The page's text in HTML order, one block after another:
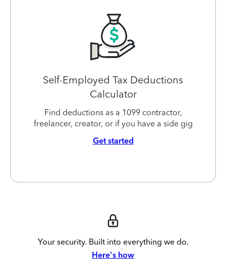
Self-Employed Tax Deductions
Calculator
Find deductions as a 1099 contractor,
freelancer, creator, or if you have a side gig
Get started
Your security. Built into everything we do.
Here's how